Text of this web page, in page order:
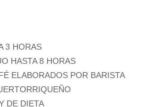
3 HORAS
HASTA 8 HORAS
ELABORADOS POR BARISTA
DE DIETA